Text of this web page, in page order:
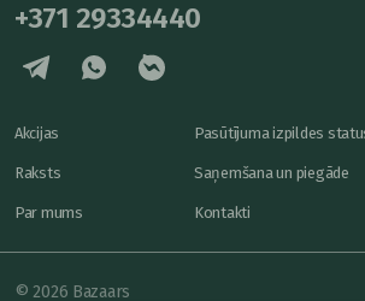
+371 29334440
Akcijas
Raksts
Par mums
Pasūtījuma izpildes
Saņemšana un piegāde
Kontakti
© 2026 Bazaars